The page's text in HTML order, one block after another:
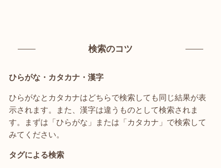
検索のコツ
ひらがな・カタカナ・漢字
ひらがなとカタカナはどちらで検索しても同じ結果が表
示されます。また、漢字は違うものとして検索されま
す。まずは「ひらがな」または「カタカナ」で検索して
みてください。
タグによる検索